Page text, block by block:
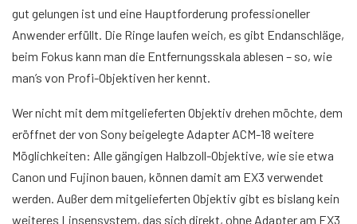
gut gelungen ist und eine Hauptforderung professioneller
Anwender erfüllt. Die Ringe laufen weich, es gibt Endanschläge,
beim Fokus kann man die Entfernungsskala ablesen – so, wie
man’s von Profi-Objektiven her kennt.
Wer nicht mit dem mitgelieferten Objektiv drehen möchte, dem
eröffnet der von Sony beigelegte Adapter ACM-18 weitere
Möglichkeiten: Alle gängigen Halbzoll-Objektive, wie sie etwa
Canon und Fujinon bauen, können damit am EX3 verwendet
werden. Außer dem mitgelieferten Objektiv gibt es bislang kein
weiteres Linsensystem, das sich direkt, ohne Adapter am EX3